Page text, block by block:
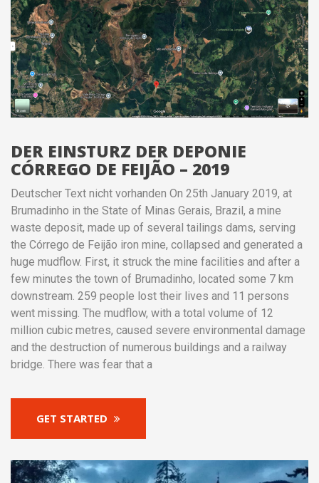
DER EINSTURZ DER DEPONIE
CÓRREGO DE FEIJÃO – 2019
Deutscher Text nicht vorhanden On 25th January 2019, at
Brumadinho in the State of Minas Gerais, Brazil, a mine
waste deposit, made up of several tailings dams, serving
the Córrego de Feijão iron mine, collapsed and generated a
huge mudflow. First, it struck the mine facilities and after a
few minutes the town of Brumadinho, located some 7 km
downstream. 259 people lost their lives and 11 persons
went missing. The mudflow, with a total volume of 12
million cubic metres, caused severe environmental damage
and the destruction of numerous buildings and a railway
bridge. There was fear that a
GET STARTED